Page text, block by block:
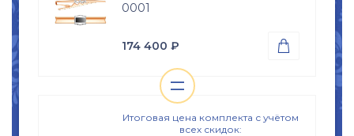
0001
174 400 ₽ 
Золото 585
8.72 гр.
=
Итоговая цена комплекта с учётом
всех скидок: